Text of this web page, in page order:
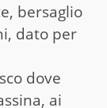
bersaglio
dato per
dove
ai